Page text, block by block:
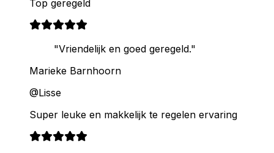
Top geregeld
"Vriendelijk en goed geregeld."
Marieke Barnhoorn
@Lisse
Super leuke en makkelijk te regelen ervaring